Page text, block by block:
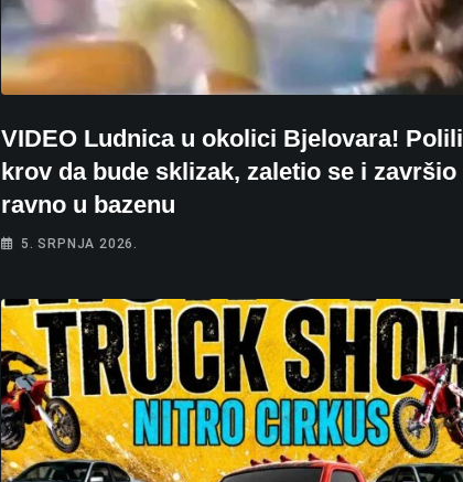
VIDEO Ludnica u okolici Bjelovara! Polili
krov da bude sklizak, zaletio se i završio
ravno u bazenu
5. SRPNJA 2026.